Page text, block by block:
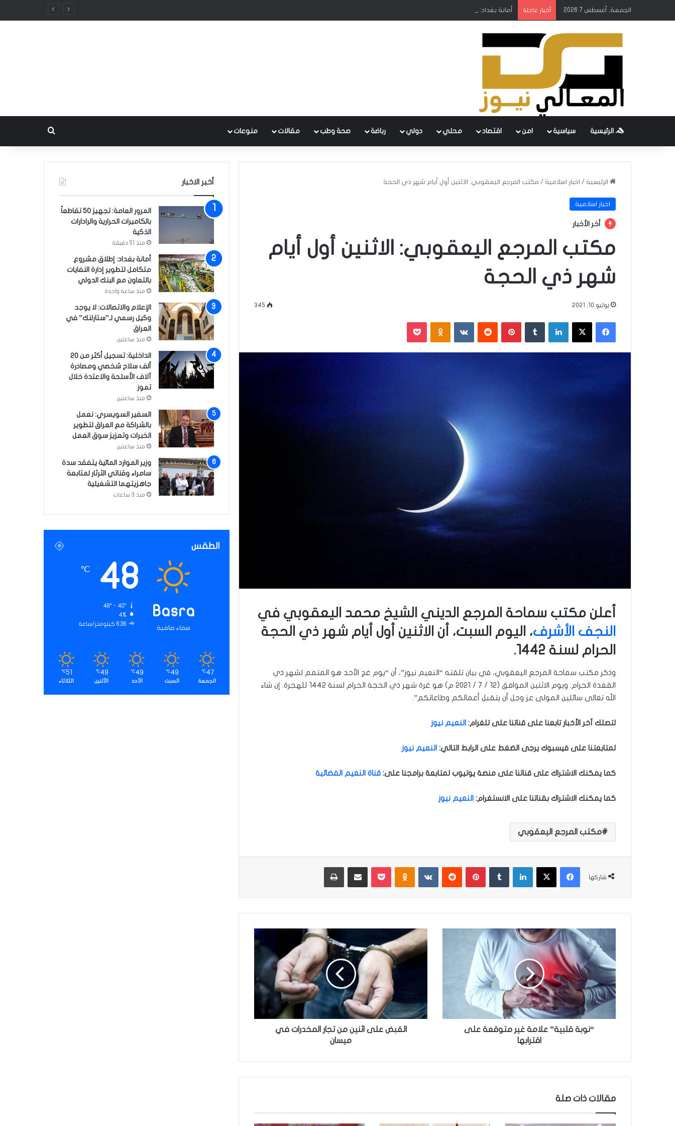
الجمعة, أغسطس 7 2026 أخبار عاجلة أمانة بغداد: إطلاق مشروع متكامل لتطوير إدارة النفايات بالتعاون مع البنك الدولي
الرئيسية سياسية امن اقتصاد محلي دولي رباضة صحة وطب مقالات منوعات
الرئيسية / اخبار اسلامية / مكتب المرجع اليعقوبي: الاثنين أول أيام شهر ذي الحجة
اخبار اسلامية
أخر الأخبار
مكتب المرجع اليعقوبي: الاثنين أول أيام
شهر ذي الحجة
يوليو 10, 2021 345
فيسبوك ‫X لينكدإن بينتيريست ‏VKontakte
أعلن مكتب سماحة المرجع الديني الشيخ محمد اليعقوبي في
النجف الأشرف، اليوم السبت، أن الاثنين أول أيام شهر ذي الحجة
الحرام لسنة ١٤٤٢.
وذكر مكتب سماحة المرجع اليعقوبي، في بيان تلقته “النعيم نيوز”، أن “يوم غدٍ الأحد هو المتمم لشهر ذي
القعدة الحرام. ويوم الاثنين الموافق (١٢ / ٧ / ٢٠٢١ م) هو غرة شهر ذي الحجة الحرام لسنة ١٤٤٢ للهجرة. إن شاء
الله تعالى سائلين المولى عز وجل أن يتقبل أعمالكم وطاعاتكم”.
لتصلك آخر الأخبار تابعنا على قناتنا على تلغرام: النعيم نيوز
لمتابعتنا على فيسبوك يرجى الضغط على الرابط التالي: النعيم نيوز
كما يمكنك الاشتراك على قناتنا على منصة يوتيوب لمتابعة برامجنا على: قناة النعيم الفضائية
كما يمكنك الاشتراك بقناتنا على الانستغرام: النعيم نيوز
مكتب المرجع اليعقوبي
شاركها
فيسبوك ‫X لينكدإن بينتيريست ‏VKontakte
ة
ق
ل
ي
ل
غ
ي
ر
“نوبة قلبية” علامة غير متوقعة على
اقترابها
ل
ق
ى
ا
ن
ا
ر
القبض على اثنين من تجار المخدرات في
ميسان
مقالات ذات صلة
أخبر الاخبار
المرور العامة: تجهيز 50 تقاطعاً
بالكاميرات الحرارية والرادارات
الذكية
منذ 51 دقيقة
أمانة بغداد: إطلاق مشروع
متكامل لتطوير إدارة النفايات
بالتعاون مع البنك الدولي
منذ ساعة واحدة
الإعلام والاتصالات: لا يوجد
وكيل رسمي لـ”ستارلنك” في
العراق
منذ ساعتين
الداخلية: تسجيل أكثر من 20
ألف سلاح شخصي ومصادرة
آلاف الأسلحة والاعتدة خلال
تموز
منذ ساعتين
السفير السويسري: نعمل
بالشراكة مع العراق لتطوير
الخبرات وتعزيز سوق العمل
منذ ساعتين
وزير الموارد المائية يتفقد سدة
سامراء وقناتي الثرثار لمتابعة
جاهزيتهما التشغيلية
منذ 3 ساعات
الطقس
Basra
سماء صافية
48
℃
48º - 40º
4%
6.36 كيلومتر/ساعة
47
℃
الجمعة
49
℃
السبت
49
℃
الأحد
49
℃
الأثنين
51
℃
الثلاثاء